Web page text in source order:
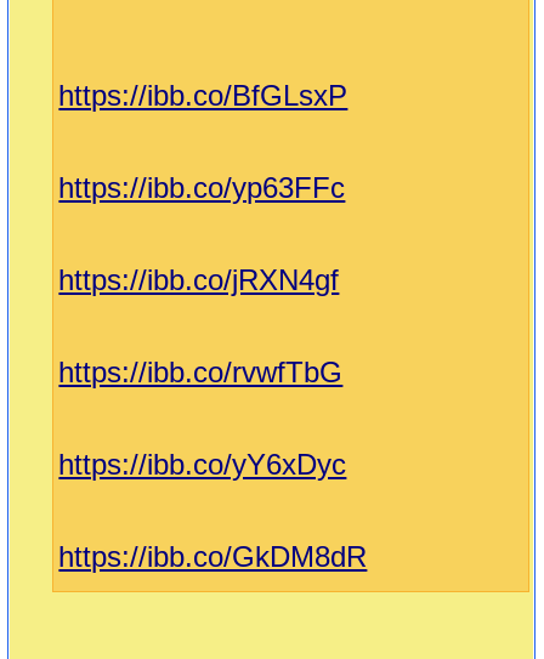
https://ibb.co/BfGLsxP
https://ibb.co/yp63FFc
https://ibb.co/jRXN4gf
https://ibb.co/rvwfTbG
https://ibb.co/yY6xDyc
https://ibb.co/GkDM8dR